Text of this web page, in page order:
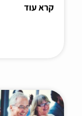
קרא עוד